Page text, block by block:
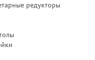
редукторы